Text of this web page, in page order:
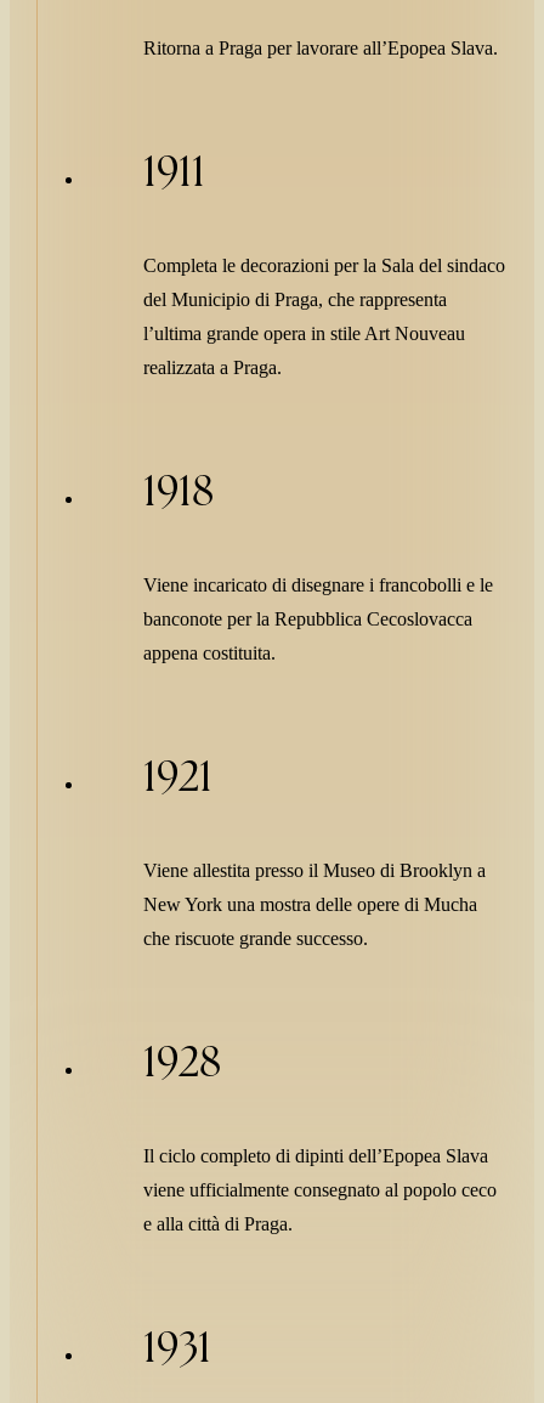
Ritorna a Praga per lavorare all’Epopea Slava.
1911
Completa le decorazioni per la Sala del sindaco
del Municipio di Praga, che rappresenta
l’ultima grande opera in stile Art Nouveau
realizzata a Praga.
1918
Viene incaricato di disegnare i francobolli e le
banconote per la Repubblica Cecoslovacca
appena costituita.
1921
Viene allestita presso il Museo di Brooklyn a
New York una mostra delle opere di Mucha
che riscuote grande successo.
1928
Il ciclo completo di dipinti dell’Epopea Slava
viene ufficialmente consegnato al popolo ceco
e alla città di Praga.
1931